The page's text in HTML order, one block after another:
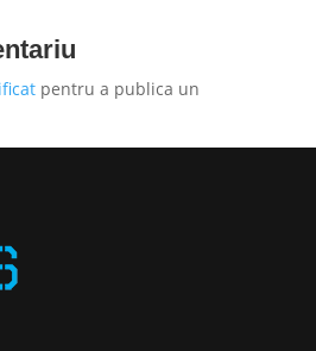
pentru a publica un